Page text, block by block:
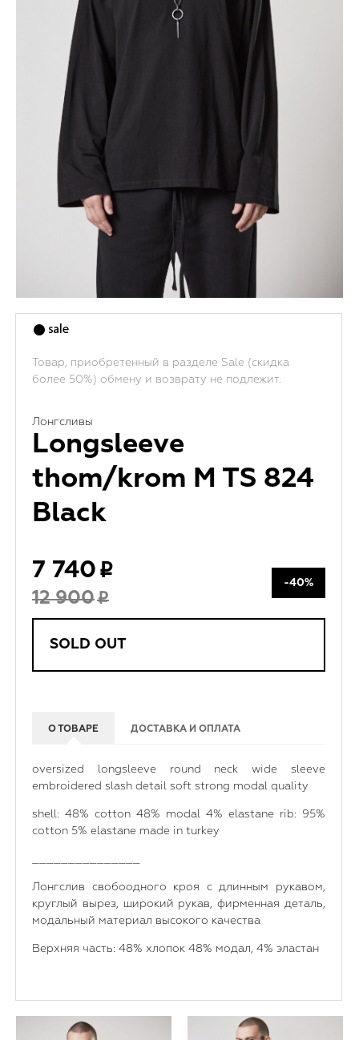
Товар, приобретенный в разделе Sale (скидка
более 50%) обмену и возврату не подлежит.
Лонгсливы
Longsleeve
thom/krom M TS 824
Black
7 740
12 900
-40%
SOLD OUT
О ТОВАРЕ ДОСТАВКА И ОПЛАТА
oversized longsleeve round neck wide sleeve
embroidered slash detail soft strong modal quality
shell: 48% cotton 48% modal 4% elastane rib: 95%
cotton 5% elastane made in turkey
Лонгслив свобоодного кроя с длинным рукавом,
круглый вырез, широкий рукав, фирменная деталь,
модальный материал высокого качества
Верхняя часть: 48% хлопок 48% модал, 4% эластан